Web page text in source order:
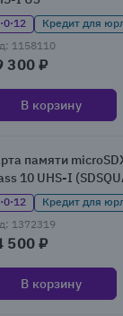
Кредит для
1158110
300 ₽
В корзину
памяти
10 UHS-I
Кредит для
1372319
500 ₽
В корзину